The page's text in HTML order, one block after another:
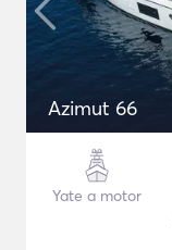
Azimut 66
Yate a motor